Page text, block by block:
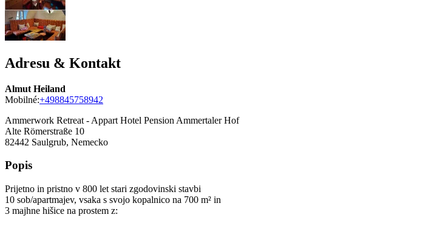
Adresu & Kontakt
Almut Heiland
Mobilné:+498845758942
Ammerwork Retreat - Appart Hotel Pension Ammertaler Hof
Alte Römerstraße 10
82442 Saulgrub, Nemecko
Popis
Prijetno in pristno v 800 let stari zgodovinski stavbi
10 sob/apartmajev, vsaka s svojo kopalnico na 700 m² in
3 majhne hišice na prostem z: